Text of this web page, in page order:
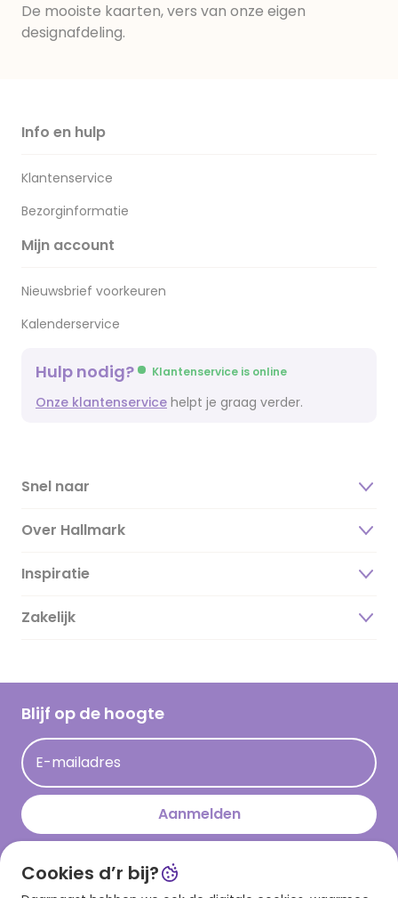
De mooiste kaarten, vers van onze eigen
designafdeling.
Info en hulp
Klantenservice
Bezorginformatie
Mijn account
Nieuwsbrief voorkeuren
Kalenderservice
Hulp nodig? Klantenservice is online
Onze klantenservice helpt je graag verder.
Snel naar
Over Hallmark
Over ons
Duurzaamheid
Hallmark Kaartclub
Acties
Persberichten
Inspiratie
Magazine
Cadeau inspiratie
Op kamp gedichten en versjes
Leuke en grappige op kamp teksten
kamppost inspiratie
Zakelijk
Blijf op de hoogte
E-mailadres
Aanmelden
Download onze app
Cookies d’r bij?